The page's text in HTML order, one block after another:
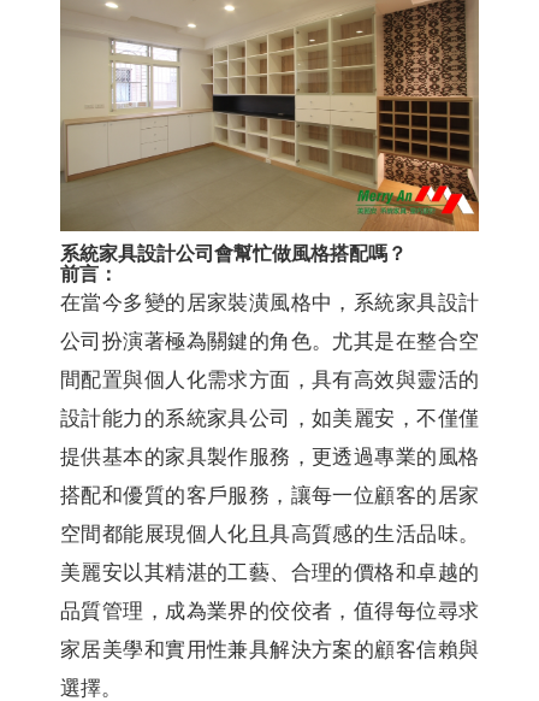
系統家具設計公司會幫忙做風格搭配嗎？
前言：
在當今多變的居家裝潢風格中，系統家具設計
公司扮演著極為關鍵的角色。尤其是在整合空
間配置與個人化需求方面，具有高效與靈活的
設計能力的系統家具公司，如美麗安，不僅僅
提供基本的家具製作服務，更透過專業的風格
搭配和優質的客戶服務，讓每一位顧客的居家
空間都能展現個人化且具高質感的生活品味。
美麗安以其精湛的工藝、合理的價格和卓越的
品質管理，成為業界的佼佼者，值得每位尋求
家居美學和實用性兼具解決方案的顧客信賴與
選擇。